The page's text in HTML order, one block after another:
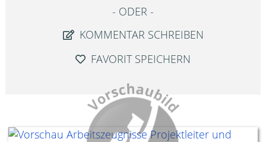
ODER
KOMMENTAR SCHREIBEN
FAVORIT SPEICHERN